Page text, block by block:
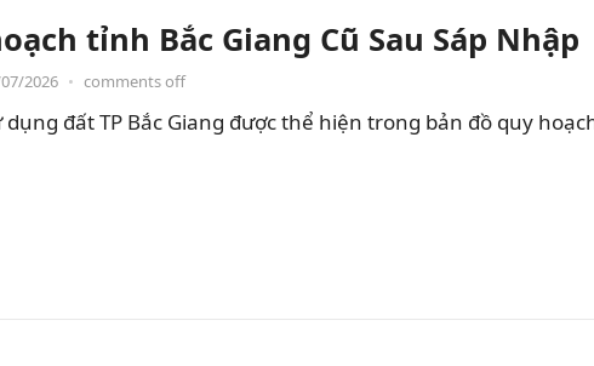
tỉnh Bắc Giang Cũ Sau Sáp Nhập
2026 • comments off
đất TP Bắc Giang được thể hiện trong bản đồ quy